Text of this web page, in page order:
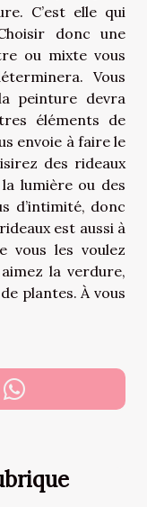
C’est elle qui
donc une
ou mixte vous
Vous
peinture devra
éléments de
envoie à faire le
des rideaux
lumière ou des
d’intimité, donc
est aussi à
vous les voulez
la verdure,
plantes. À vous